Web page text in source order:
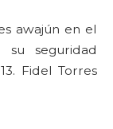
awajún en el
seguridad
Fidel Torres